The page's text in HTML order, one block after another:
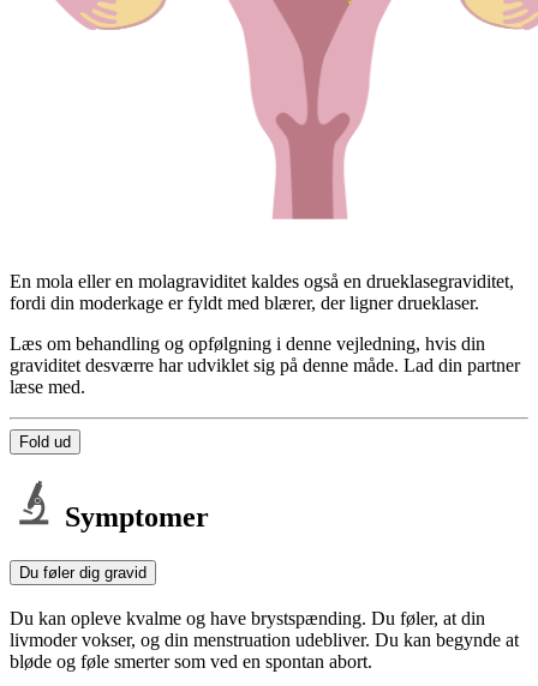
En mola eller en molagraviditet kaldes også en drueklasegraviditet,
fordi din moderkage er fyldt med blærer, der ligner drueklaser.
Læs om behandling og opfølgning i denne vejledning, hvis din
graviditet desværre har udviklet sig på denne måde. Lad din partner
læse med.
Fold ud
Symptomer
Du føler dig gravid
Du kan opleve kvalme og have brystspænding. Du føler, at din
livmoder vokser, og din menstruation udebliver. Du kan begynde at
bløde og føle smerter som ved en spontan abort.